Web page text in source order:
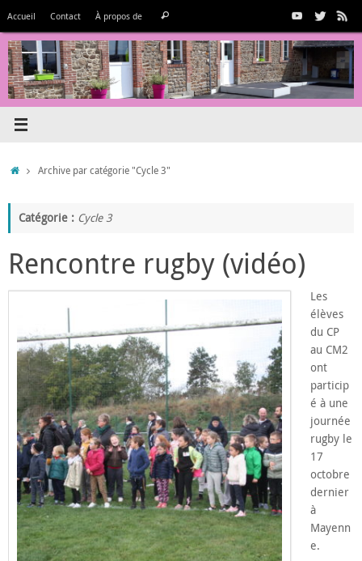
contenu
Accueil Contact À propos de
:
Rechercher
AccueilArchive par catégorie "Cycle 3"
Catégorie : Cycle 3
Rencontre rugby (vidéo)
Les
élèves
du CP
au CM2
ont
particip
é à une
journée
rugby le
17
octobre
dernier
à
Mayenn
e.